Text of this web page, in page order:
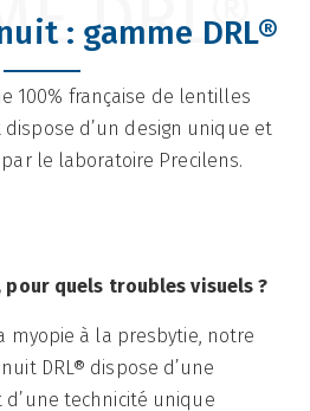
DRL®
: gamme DRL®
100% française de lentilles
d’un design unique et
le laboratoire Precilens.
pour quels troubles visuels ?
à la presbytie, notre
DRL® dispose d’une
technicité unique